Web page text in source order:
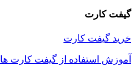
گیفت کارت
خرید گیفت کارت
آموزش استفاده از گیفت کارت ها